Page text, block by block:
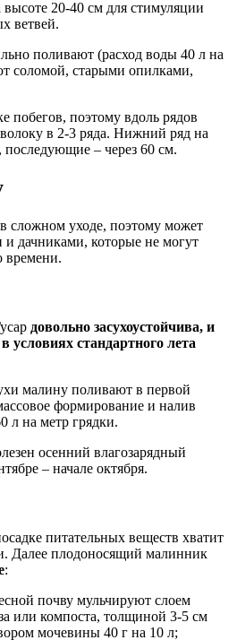
20-40 см для стимуляции
ветвей.
поливают (расход воды 40 л на
соломой, старыми опилками,
побегов, поэтому вдоль рядов
в 2-3 ряда. Нижний ряд на
последующие – через 60 см.
сложном уходе, поэтому может
дачниками, которые не могут
времени.
довольно засухоустойчива, и
условиях стандартного лета
малину поливают в первой
формирование и налив
л на метр грядки.
осенний влагозарядный
– начале октября.
питательных веществ хватит
Далее плодоносящий малинник
:
почву мульчируют слоем
или компоста, толщиной 3-5 см
мочевины 40 г на 10 л;